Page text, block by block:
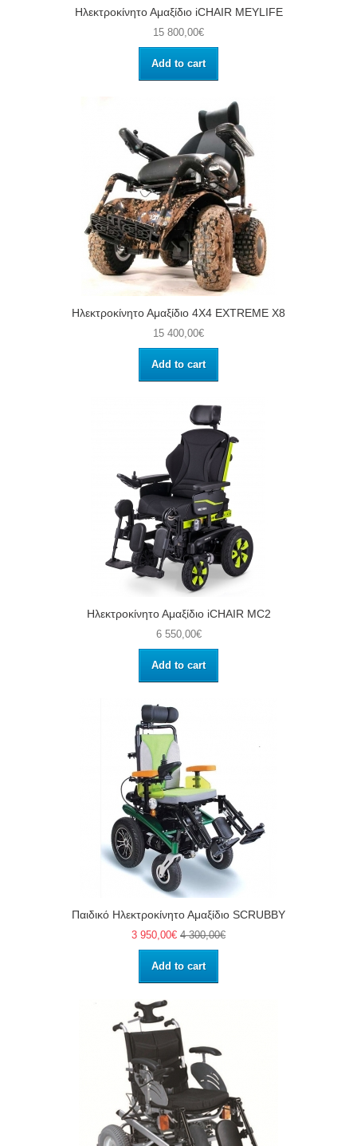
Ηλεκτροκίνητο Αμαξίδιο iCHAIR MEYLIFE
15 800,00€
Add to cart
Ηλεκτροκίνητο Αμαξίδιο 4Χ4 EXTREME X8
15 400,00€
Add to cart
Ηλεκτροκίνητο Αμαξίδιο iCHAIR MC2
6 550,00€
Add to cart
Παιδικό Ηλεκτροκίνητο Αμαξίδιο SCRUBBY
3 950,00€ 4 300,00€
Add to cart